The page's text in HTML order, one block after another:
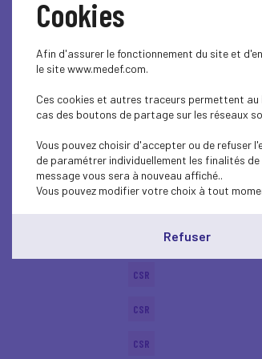
BUSINESS LAW
CSR
ECONOMY
CSR
CSR
CSR
Cookies
Afin d'assurer le fonctionnement du site et
le site www.medef.com.
Ces cookies et autres traceurs permettent au
cas des boutons de partage sur les réseaux
Vous pouvez choisir d'accepter ou de refuser
de paramétrer individuellement les finalités
message vous sera à nouveau affiché..
Vous pouvez modifier votre choix à tout
Refuser